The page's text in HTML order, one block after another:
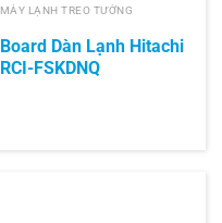
MÁY LẠNH TREO TƯỜNG
Board Dàn Lạnh Hitachi
RCI-FSKDNQ